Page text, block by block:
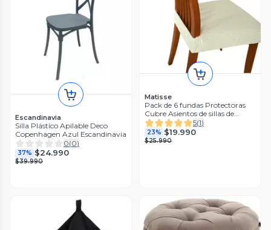
Escandinavia
Silla Plástico Apilable Deco
Copenhagen Azul Escandinavia
0(0)
37% $24.990
$39.990
Matisse
Pack de 6 fundas Protectoras
Cubre Asientos de sillas de
comedor
5(1)
23% $19.990
$25.990